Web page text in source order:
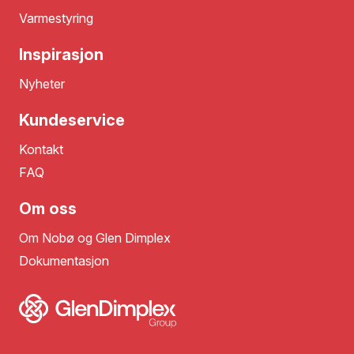
Varmestyring
Inspirasjon
Nyheter
Kundeservice
Kontakt
FAQ
Om oss
Om Nobø og Glen Dimplex
Dokumentasjon